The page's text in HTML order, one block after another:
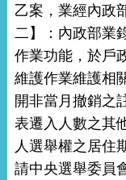
乙案，業經內政
二】：內政部業
作業功能，於戶
維護作業維護相
開非當月撤銷之
表遷入人數之其
人選舉權之居住
請中央選舉委員